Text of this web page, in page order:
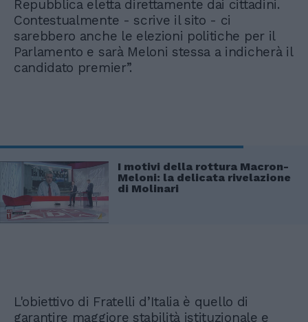
Repubblica eletta direttamente dai cittadini.
Contestualmente - scrive il sito - ci
sarebbero anche le elezioni politiche per il
Parlamento e sarà Meloni stessa a indicherà il
candidato premier”.
I motivi della rottura Macron-
Meloni: la delicata rivelazione
di Molinari
L'obiettivo di Fratelli d’Italia è quello di
garantire maggiore stabilità istituzionale e